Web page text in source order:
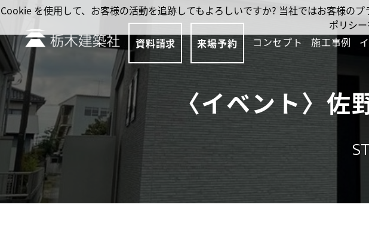
資料請求 来場予約 コンセプト 施工事例
〈イベント〉
Cookie を使用して、お客様の活動を追跡してもよろしいですか? 当社ではお客様の
ポリシー